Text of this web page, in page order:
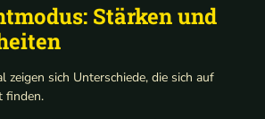
Stärken und
zeigen sich Unterschiede, die sich auf
finden.